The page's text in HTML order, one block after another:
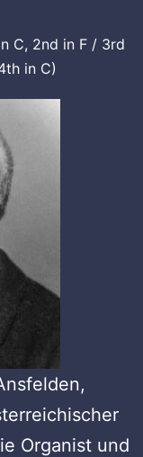
C, 2nd in F / 3rd
in C)
Organist und